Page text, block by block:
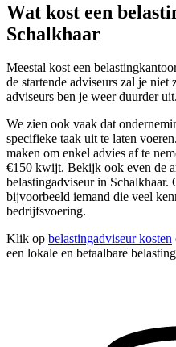
Wat kost een
Schalkhaar
Meestal kost een
de startende adviseurs zal je
adviseurs ben je weer duurder uit.
We zien ook vaak dat
specifieke taak uit te laten
maken om enkel advies af te
€150 kwijt. Bekijk ook even de
belastingadviseur in Schalkhaar.
bijvoorbeeld iemand die veel
bedrijfsvoering.
Klik op belastingadviseur kosten
een lokale en betaalbare